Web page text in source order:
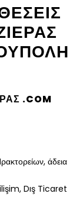
.COM
άδεια
Dış Ticaret